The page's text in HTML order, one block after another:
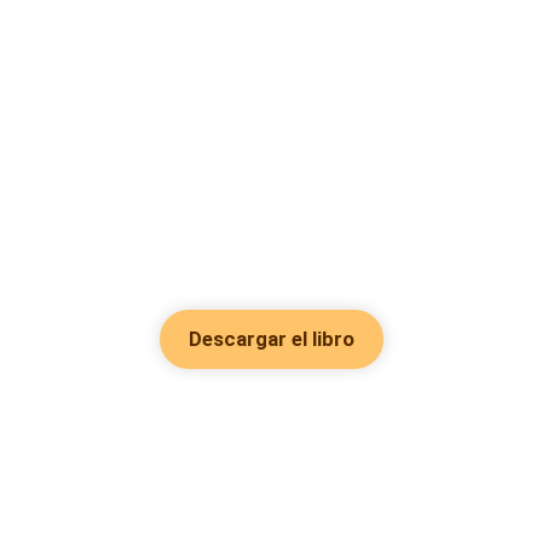
Descargar el libro